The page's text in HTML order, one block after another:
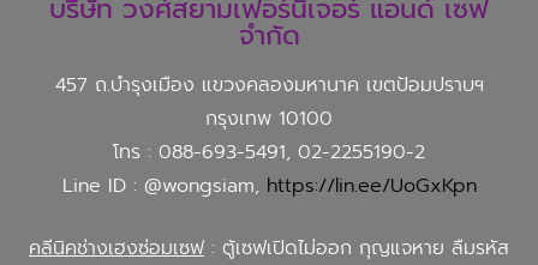
บริษัท วงศ์สยามเฟอร์นิเจอร์ แอนด์ เซฟ
จำกัด
457 ถ.บำรุงเมือง แขวงคลองมหานาค เขตป้อมปราบฯ
กรุงเทพ 10100
โทร : 088-693-5491, 02-2255190-2
Line ID : @wongsiam, https://lin.ee/UoGxKpn
คลีนิคช่างเฮงซ่อมเซฟ : ตู้เซฟเปิดไม่ออก กุญแจหาย ลืมรหัส